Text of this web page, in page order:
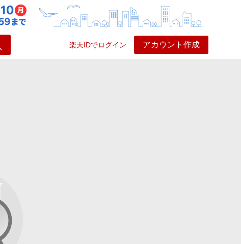
楽天IDでログイン アカウント作成